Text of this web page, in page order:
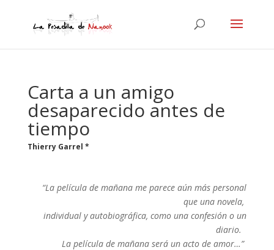
Carta a un amigo
desaparecido antes de
tiempo
Thierry Garrel *
“La película de mañana me parece aún más personal
que una novela,
individual y autobiográfica, como una confesión o un
diario.
La película de mañana será un acto de amor…”